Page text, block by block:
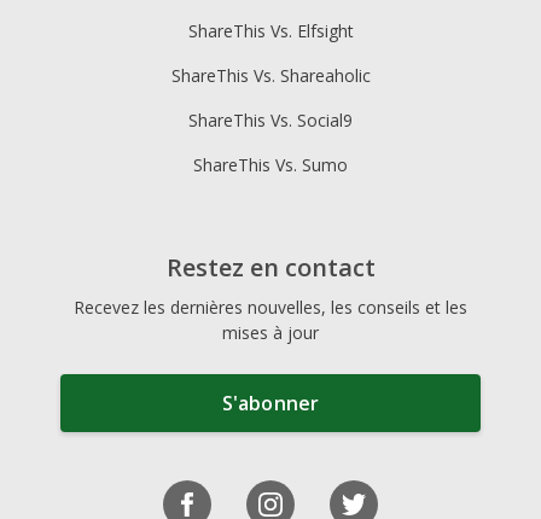
ShareThis Vs. Elfsight
ShareThis Vs. Shareaholic
ShareThis Vs. Social9
ShareThis Vs. Sumo
Restez en contact
Recevez les dernières nouvelles, les conseils et les
mises à jour
S'abonner